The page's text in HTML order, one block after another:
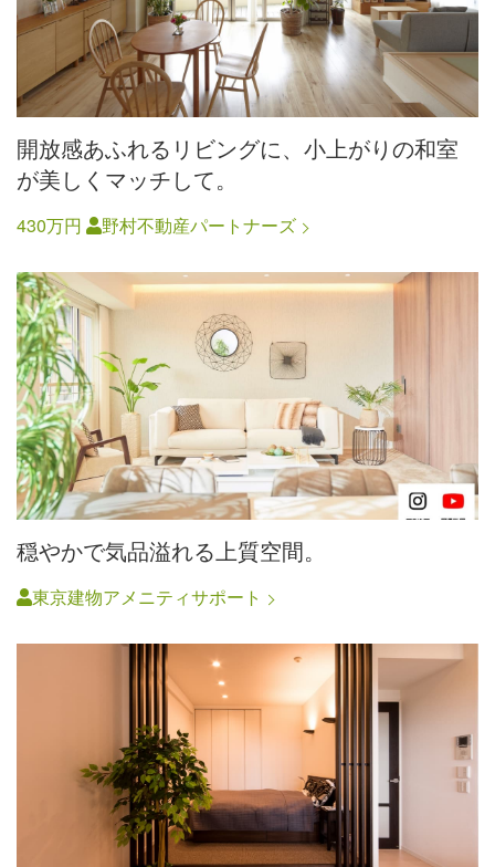
開放感あふれるリビングに、小上がりの和室
が美しくマッチして。
430万円 野村不動産パートナーズ
穏やかで気品溢れる上質空間。
東京建物アメニティサポート